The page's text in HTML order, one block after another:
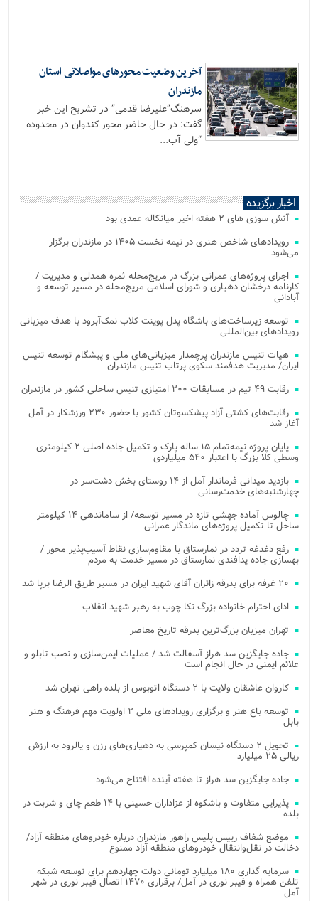
آخرین وضعیت محورهای مواصلاتی استان
مازندران
سرهنگ”علیرضا قدمی” در تشریح این خبر
گفت: در حال حاضر محور کندوان در محدوده
“ولی آب...
اخبار برگزیده
آتش‌ سوزی‌ های ۲ هفته اخیر میانکاله عمدی بود
رویدادهای شاخص هنری در نیمه نخست ۱۴۰۵ در مازندران برگزار
می‌شود
اجرای پروژه‌های عمرانی بزرگ در مریج‌محله ثمره همدلی و مدیریت /
کارنامه درخشان دهیاری و شورای اسلامی مریج‌محله در مسیر توسعه و
آبادانی
توسعه زیرساخت‌های باشگاه پدل پوینت کلاب نمک‌آبرود با هدف میزبانی
رویدادهای بین‌المللی
هیات تنیس مازندران پرچمدار میزبانی‌های ملی و پیشگام توسعه تنیس
ایران/ مدیریت هدفمند سکوی پرتاب تنیس مازندران
رقابت ۴۹ تیم در مسابقات ۲۰۰ امتیازی تنیس ساحلی کشور در مازندران
رقابت‌های کشتی آزاد پیشکسوتان کشور با حضور ۲۳۰ ورزشکار در آمل
آغاز شد
پایان پروژه نیمه‌تمام ۱۵ ساله پارک و تکمیل جاده اصلی ۲ کیلومتری
وسطی کلا بزرگ با اعتبار ۵۴۰ میلیاردی
بازدید میدانی فرماندار آمل از ۱۴ روستای بخش دشت‌سر در
چهارشنبه‌های خدمت‌رسانی
چالوس آماده جهشی تازه در مسیر توسعه/ از ساماندهی ۱۴ کیلومتر
ساحل تا تکمیل پروژه‌های ماندگار عمرانی
رفع دغدغه تردد در نمارستاق با مقاوم‌سازی نقاط آسیب‌پذیر محور /
بهسازی جاده پدافندی نمارستاق در مسیر خدمت به مردم
۲۰ غرفه برای بدرقه زائران آقای شهید ایران در مسیر طریق الرضا برپا شد
ادای احترام خانواده بزرگ نکا چوب به رهبر شهید انقلاب
تهران میزبان بزرگ‌ترین بدرقه تاریخ معاصر
جاده جایگزین سد هراز آسفالت شد / عملیات ایمن‌سازی و نصب تابلو و
علائم ایمنی در حال انجام است
کاروان عاشقان ولایت با ۲ دستگاه اتوبوس از بلده راهی تهران شد
توسعه باغ هنر و برگزاری رویدادهای ملی ۲ اولویت مهم فرهنگ و هنر
بابل
تحویل ۲ دستگاه نیسان کمپرسی به دهیاری‌های رزن و یالرود به ارزش
ریالی ۲۵ میلیارد
جاده جایگزین سد هراز تا هفته آینده افتتاح می‌شود
پذیرایی متفاوت و باشکوه از عزاداران حسینی با ۱۴ طعم چای و شربت در
بلده
موضع شفاف رییس پلیس راهور مازندران درباره خودروهای منطقه آزاد/
دخالت در نقل‌وانتقال خودروهای منطقه آزاد ممنوع
سرمایه گذاری ۱۸۰ میلیارد تومانی دولت چهاردهم برای توسعه شبکه
تلفن همراه و فیبر نوری در آمل/ برقراری ۱۴۷۰ اتصال فیبر نوری در شهر
آمل